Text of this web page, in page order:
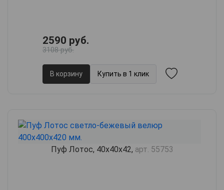
2590 руб.
3108 руб.
В корзину Купить в 1 клик
Пуф Лотос, 40х40х42, арт. 55753